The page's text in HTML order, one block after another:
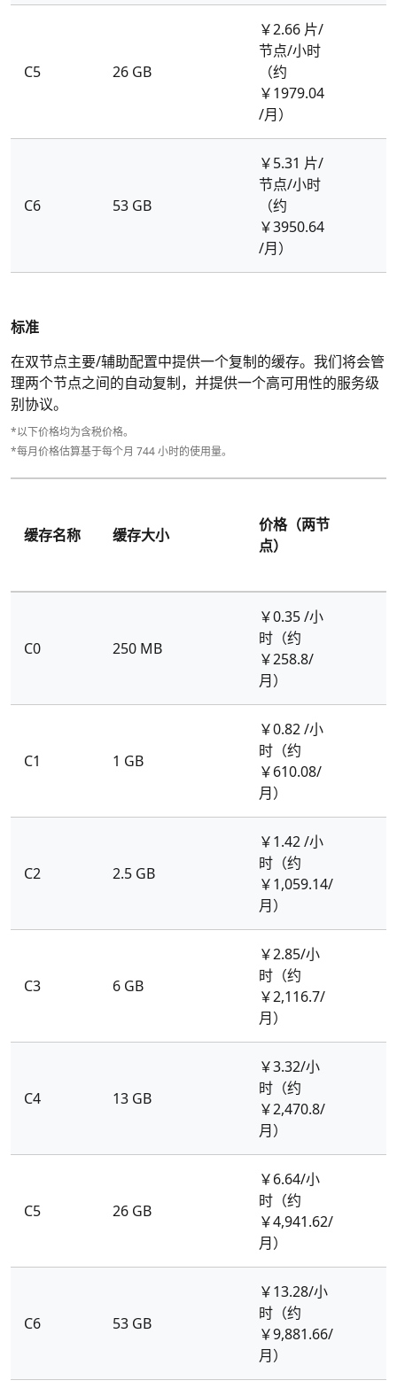
C5 26 GB
￥2.66 片/
节点/小时
（约
￥1979.04
/月）
C6 53 GB
￥5.31 片/
节点/小时
（约
￥3950.64
/月）
标准
在双节点主要/辅助配置中提供一个复制的缓存。我们将会管
理两个节点之间的自动复制，并提供一个高可用性的服务级
别协议。
*以下价格均为含税价格。
*每月价格估算基于每个月 744 小时的使用量。
缓存名称 缓存大小
价格（两节
点）
C0 250 MB
￥0.35 /小
时（约
￥258.8/
月）
C1 1 GB
￥0.82 /小
时（约
￥610.08/
月）
C2 2.5 GB
￥1.42 /小
时（约
￥1,059.14/
月）
C3 6 GB
￥2.85/小
时（约
￥2,116.7/
月）
C4 13 GB
￥3.32/小
时（约
￥2,470.8/
月）
C5 26 GB
￥6.64/小
时（约
￥4,941.62/
月）
C6 53 GB
￥13.28/小
时（约
￥9,881.66/
月）